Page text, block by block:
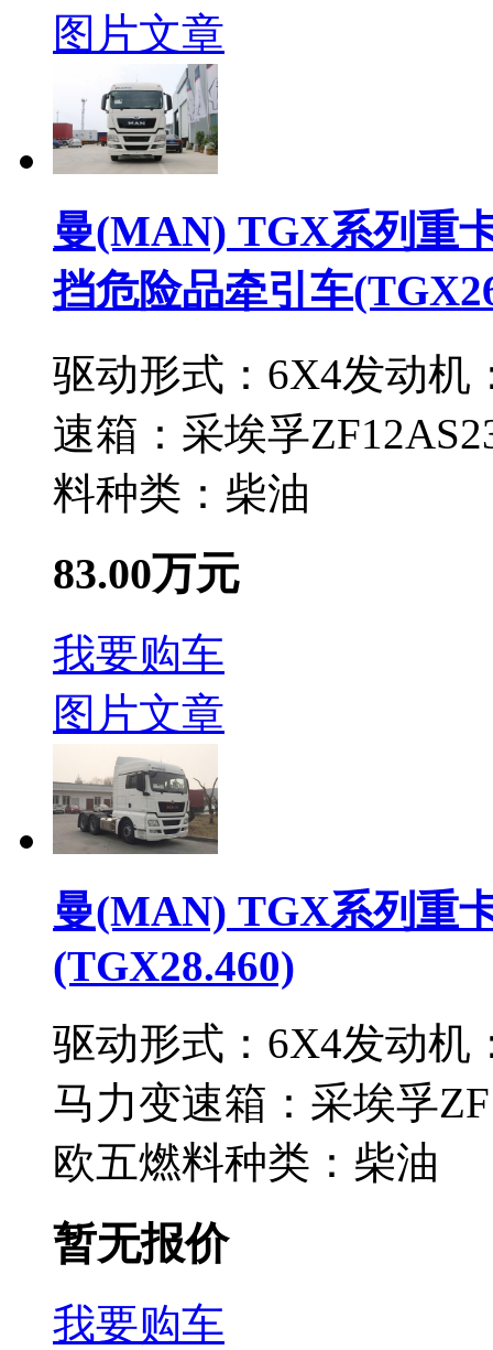
图片文章
曼(MAN) TGX系列重
挡危险品牵引车
驱动形式： 6X4发动机
速箱： 采埃孚
料种类： 柴油
83.00万元
我要购车
图片文章
曼(MAN) TGX系列重
(TGX28.460)
驱动形式： 6X4发动机
马力变速箱： 采埃孚
欧五燃料种类： 柴油
暂无报价
我要购车